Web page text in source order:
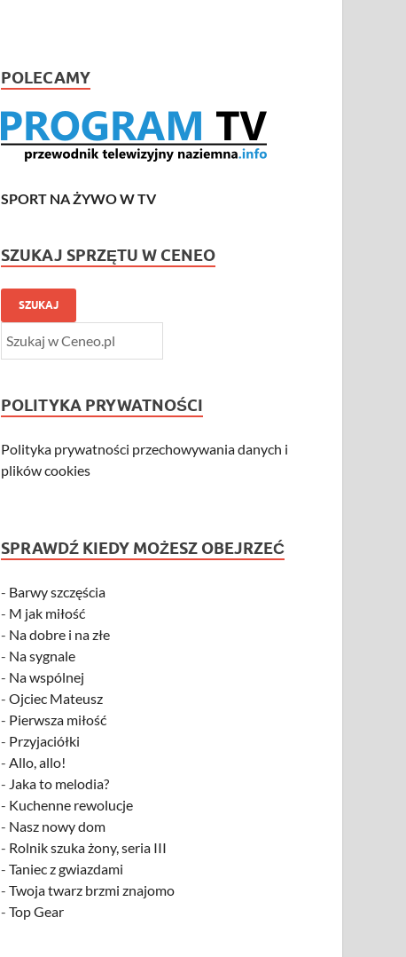
POLECAMY
SPORT NA ŻYWO W TV
SZUKAJ SPRZĘTU W CENEO
SZUKAJ
POLITYKA PRYWATNOŚCI
Polityka prywatności przechowywania danych i
plików cookies
SPRAWDŹ KIEDY MOŻESZ OBEJRZEĆ
- Barwy szczęścia
- M jak miłość
- Na dobre i na złe
- Na sygnale
- Na wspólnej
-Ojciec Mateusz
- Pierwsza miłość
- Przyjaciółki
-Allo, allo!
- Jaka to melodia?
- Kuchenne rewolucje
- Nasz nowy dom
- Rolnik szuka żony, seria III
-Taniec z gwiazdami
-Twoja twarz brzmi znajomo
-Top Gear